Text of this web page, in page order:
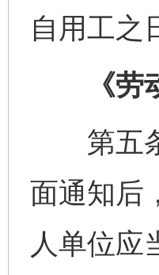
自用工之
《劳动
第五条
面通知后
人单位应